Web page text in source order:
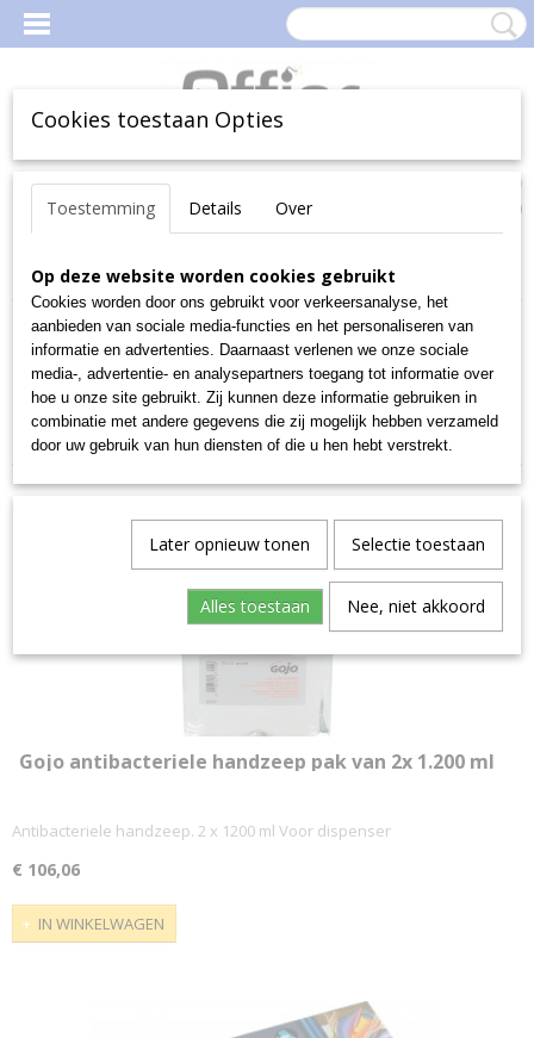
Inloggen Registreren
Uw Winkelwagen
(0)
Home >CORONA COVID-19
Sorteer op:
« 1 2 3 »
Gojo antibacteriele handzeep pak van 2x 1.200 ml
Antibacteriele handzeep. 2 x 1200 ml Voor dispenser
€ 106,06
IN WINKELWAGEN
Cookies toestaan Opties
Toestemming Details Over
Op deze website worden cookies gebruikt
Cookies worden door ons gebruikt voor verkeersanalyse, het
aanbieden van sociale media-functies en het personaliseren van
informatie en advertenties. Daarnaast verlenen we onze sociale
media-, advertentie- en analysepartners toegang tot informatie over
hoe u onze site gebruikt. Zij kunnen deze informatie gebruiken in
combinatie met andere gegevens die zij mogelijk hebben verzameld
door uw gebruik van hun diensten of die u hen hebt verstrekt.
Later opnieuw tonen Selectie toestaan
Alles toestaan Nee, niet akkoord